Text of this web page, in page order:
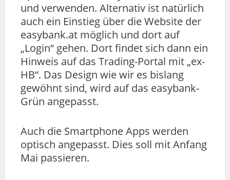
und verwenden. Alternativ ist natürlich
auch ein Einstieg über die Website der
easybank.at möglich und dort auf
„Login“ gehen. Dort findet sich dann ein
Hinweis auf das Trading-Portal mit „ex-
HB“. Das Design wie wir es bislang
gewöhnt sind, wird auf das easybank-
Grün angepasst.
Auch die Smartphone Apps werden
optisch angepasst. Dies soll mit Anfang
Mai passieren.